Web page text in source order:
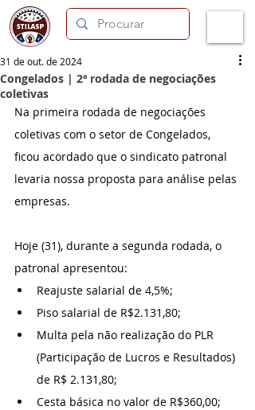
Congelados | 2ª rodada de negociações
coletivas
31 de out. de 2024
Na primeira rodada de negociações
coletivas com o setor de Congelados,
ficou acordado que o sindicato patronal
levaria nossa proposta para análise pelas
empresas.
Hoje (31), durante a segunda rodada, o
patronal apresentou:
Reajuste salarial de 4,5%;
Piso salarial de R$2.131,80;
Multa pela não realização do PLR
(Participação de Lucros e Resultados)
de R$ 2.131,80;
Cesta básica no valor de R$360,00;